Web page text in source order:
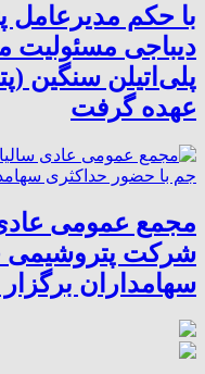
با حکم مدیرعامل
دیباجی مسئولیت
پلی‌اتیلن سنگین
عهده گرفت
مجمع عمومی
شرکت پتروشیمی
سهامداران